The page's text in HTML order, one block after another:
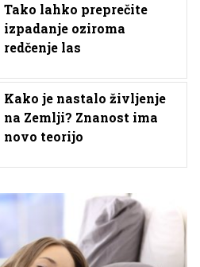
Tako lahko preprečite
izpadanje oziroma
redčenje las
Kako je nastalo življenje
na Zemlji? Znanost ima
novo teorijo